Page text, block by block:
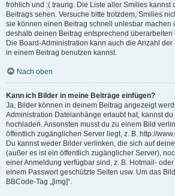
fröhlich und :( traurig. Die Liste aller Smilies kannst
Beitrags sehen. Versuche bitte trotzdem, Smilies
sie können einen Beitrag schnell unlesbar machen
deshalb deinen Beitrag entsprechend
Die Board-Administration kann auch die Anzahl
in einem Beitrag benutzen kannst.
Nach oben
Kann ich Bilder in meine Beiträge einfügen?
Ja, Bilder können in deinem Beitrag angezeigt
Administration Dateianhänge erlaubt hat, kannst
hochladen. Ansonsten musst du zu einem Bild
öffentlich zugänglichen Server liegt, z. B. http://
Du kannst weder Bilder verlinken, die sich auf
(außer es ist ein öffentlich zugänglicher Server),
einer Anmeldung verfügbar sind, z. B. Hotmail-
einem Passwort geschützte Seiten usw. Um das
BBCode-Tag „[img]“.